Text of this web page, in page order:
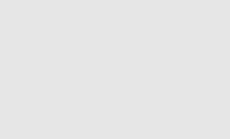
e desabafa com brothers: “Parece